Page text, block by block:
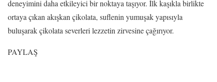
deneyimini daha etkileyici bir noktaya taşıyor. İlk kaşıkla birlikte
ortaya çıkan akışkan çikolata, suflenin yumuşak yapısıyla
buluşarak çikolata severleri lezzetin zirvesine çağırıyor.
PAYLAŞ